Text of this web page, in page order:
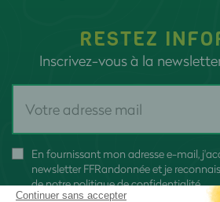
RESTEZ
Inscrivez-vous à la
En fournissant mon adresse e-mail,
newsletter FFRandonnée et je
denotre politique de confidentialité
Continuer sans accepter